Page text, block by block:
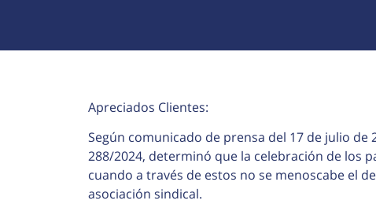
Apreciados Clientes:
Según comunicado de prensa del 17 de julio de
288/2024, determinó que la celebración de los
cuando a través de estos no se menoscabe el
asociación sindical.